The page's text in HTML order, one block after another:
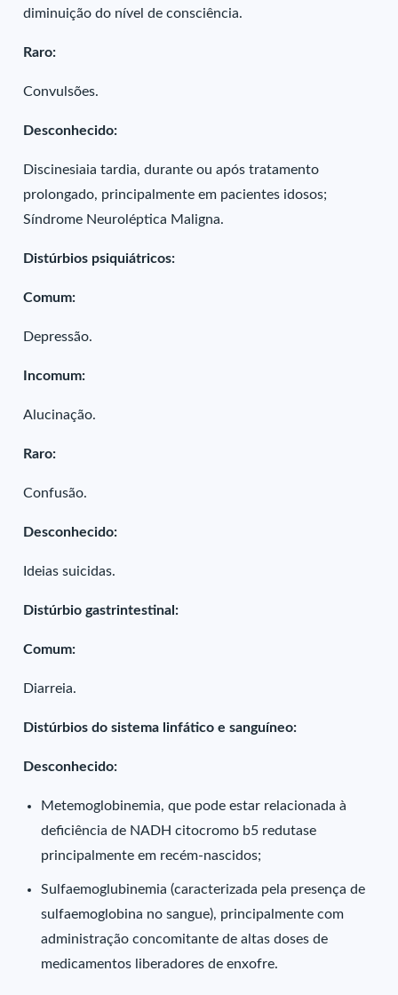
diminuição do nível de consciência.
Raro:
Convulsões.
Desconhecido:
Discinesiaia tardia, durante ou após tratamento
prolongado, principalmente em pacientes idosos;
Síndrome Neuroléptica Maligna.
Distúrbios psiquiátricos:
Comum:
Depressão.
Incomum:
Alucinação.
Raro:
Confusão.
Desconhecido:
Ideias suicidas.
Distúrbio gastrintestinal:
Comum:
Diarreia.
Distúrbios do sistema linfático e sanguíneo:
Desconhecido:
Metemoglobinemia, que pode estar relacionada à
deficiência de NADH citocromo b5 redutase
principalmente em recém-nascidos;
Sulfaemoglubinemia (caracterizada pela presença de
sulfaemoglobina no sangue), principalmente com
administração concomitante de altas doses de
medicamentos liberadores de enxofre.